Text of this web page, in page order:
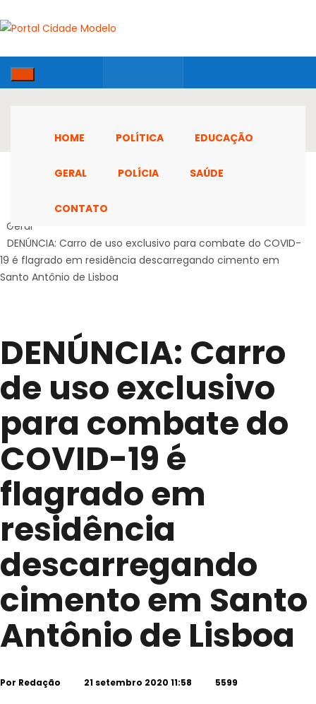
HOME POLÍTICA EDUCAÇÃO
GERAL POLÍCIA SAÚDE
CONTATO
Geral
DENÚNCIA: Carro de uso exclusivo para combate do COVID-
19 é flagrado em residência descarregando cimento em
Santo Antônio de Lisboa
DENÚNCIA: Carro
de uso exclusivo
para combate do
COVID-19 é
flagrado em
residência
descarregando
cimento em Santo
Antônio de Lisboa
Por Redação 21 setembro 2020 11:58 5599